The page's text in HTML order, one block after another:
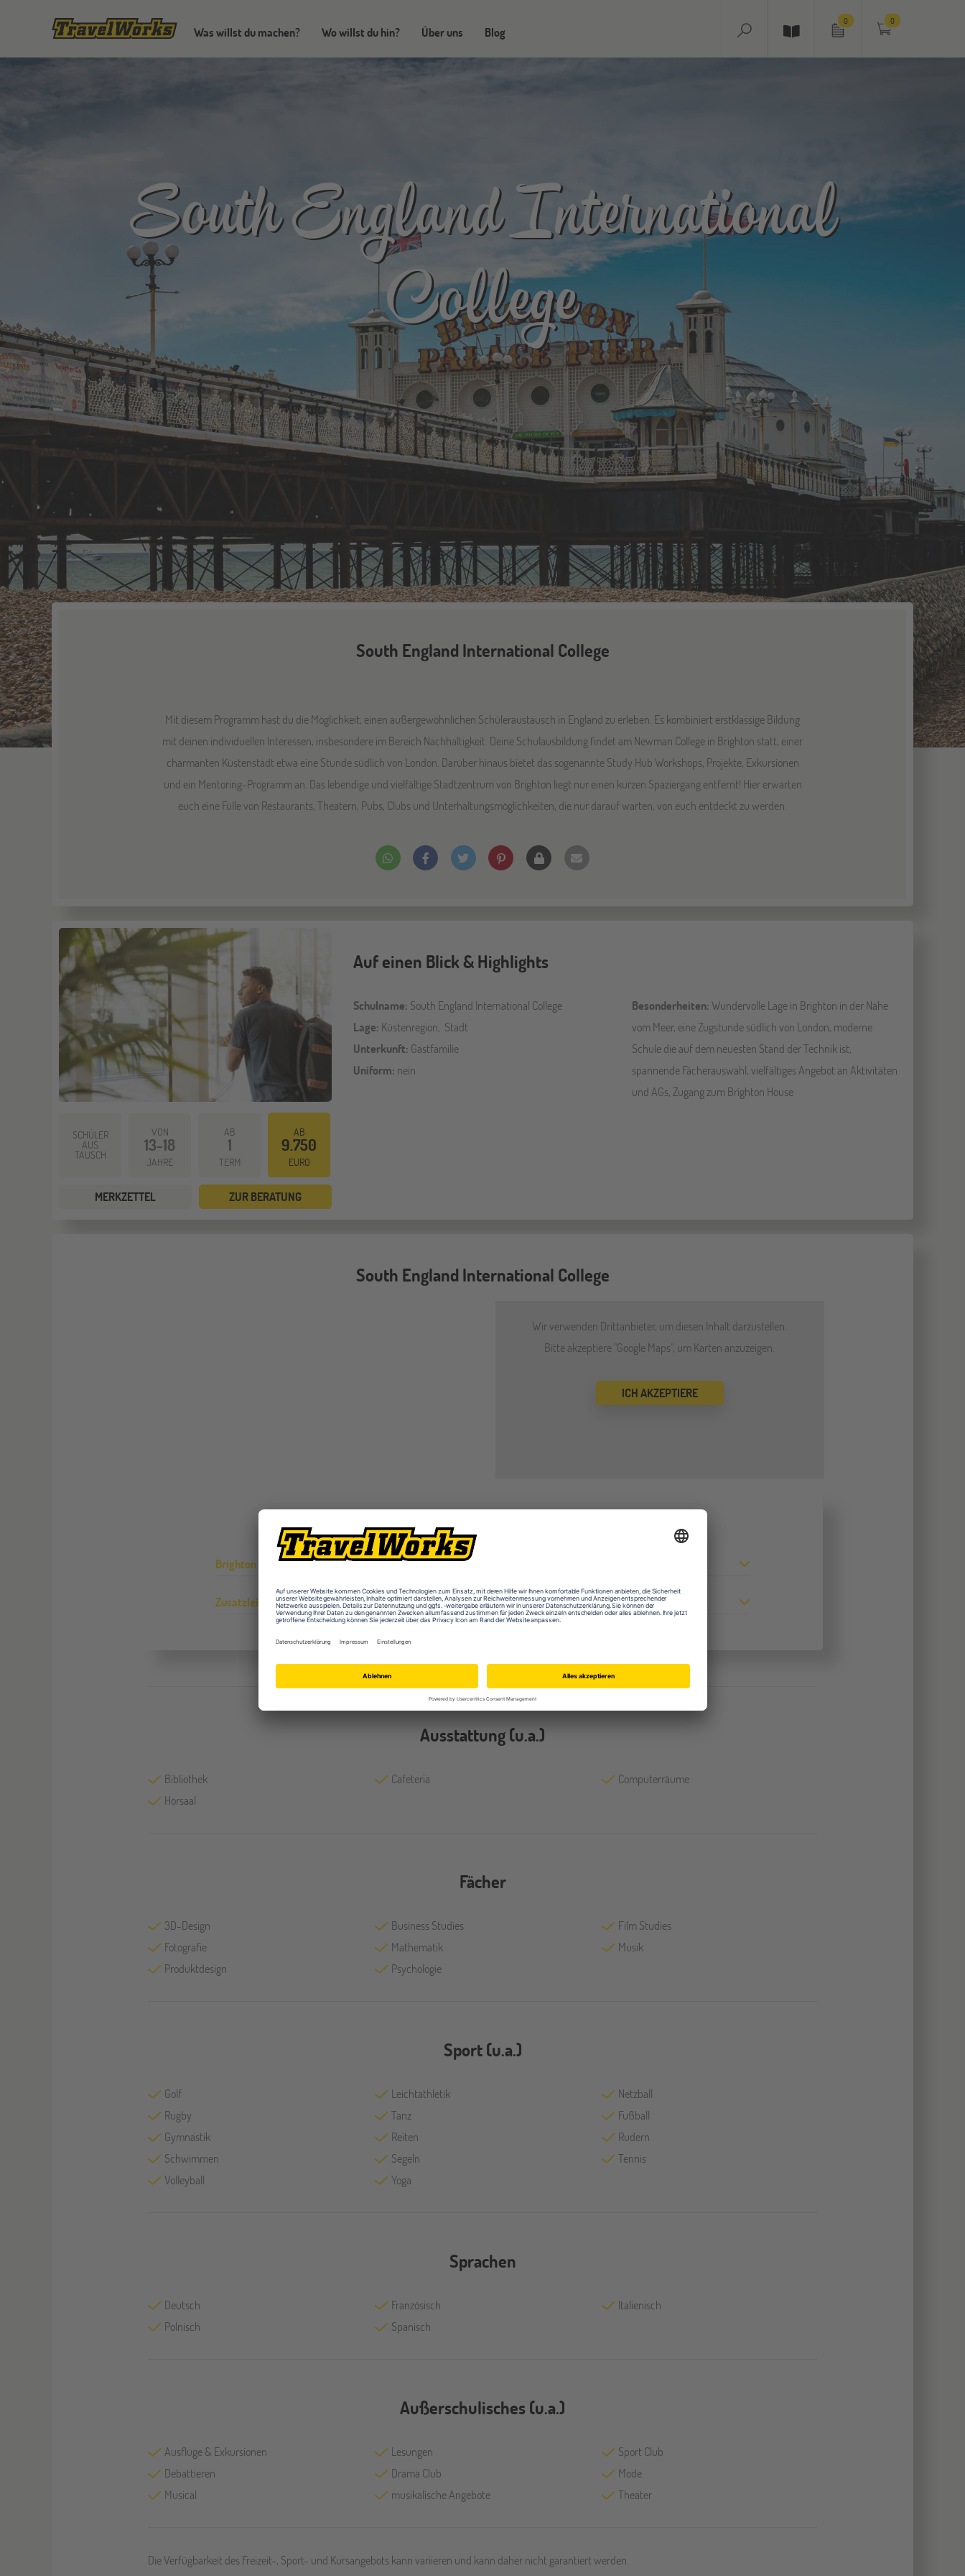
Was willst du machen? Wo willst du hin? Über uns Blog
0 0
South England International
College
South England International College
Mit diesem Programm hast du die Möglichkeit, einen außergewöhnlichen Schüleraustausch in England zu erleben. Es kombiniert erstklassige Bildung
mit deinen individuellen Interessen, insbesondere im Bereich Nachhaltigkeit. Deine Schulausbildung findet am Newman College in Brighton statt, einer
charmanten Küstenstadt etwa eine Stunde südlich von London. Darüber hinaus bietet das sogenannte Study Hub Workshops, Projekte, Exkursionen
und ein Mentoring-Programm an. Das lebendige und vielfältige Stadtzentrum von Brighton liegt nur einen kurzen Spaziergang entfernt! Hier erwarten
euch eine Fülle von Restaurants, Theatern, Pubs, Clubs und Unterhaltungsmöglichkeiten, die nur darauf warten, von euch entdeckt zu werden.
SCHÜLER
AUS
TAUSCH
VON
13-18
JAHRE
AB
1
TERM
AB
9.750
EURO
MERKZETTEL ZUR BERATUNG
Auf einen Blick & Highlights
Schulname: South England International College
Lage: Küstenregion, Stadt
Unterkunft: Gastfamilie
Uniform: nein
Besonderheiten:Wundervolle Lage in Brighton in der Nähe
vom Meer, eine Zugstunde südlich von London, moderne
Schule die auf dem neuesten Stand der Technik ist,
spannende Fächerauswahl, vielfältiges Angebot an Aktivitäten
und AGs, Zugang zum Brighton House
South England International College
Wir verwenden Drittanbieter, um diesen Inhalt darzustellen.
Bitte akzeptiere "Google Maps", um Karten anzuzeigen.
ICH AKZEPTIERE
Besonderheiten
Brighton House
Zusatzleistungen
Ausstattung (u.a.)
Bibliothek Cafeteria
Computerräume
Hörsaal
Fächer
3D-Design Business Studies
Film Studies
Fotografie
Mathematik
Musik
Produktdesign
Psychologie
Sport (u.a.)
Golf Leichtathletik
Netzball
Rugby
Tanz
Fußball
Gymnastik
Reiten
Rudern
Schwimmen
Segeln
Tennis
Volleyball
Yoga
Sprachen
Deutsch Französisch
Italienisch
Polnisch
Spanisch
Außerschulisches (u.a.)
Ausflüge & Exkursionen Lesungen
Sport Club
Debattieren
Drama Club
Mode
Musical
musikalische Angebote Theater
Die Verfügbarkeit des Freizeit-, Sport- und Kursangebots kann variieren und kann daher nicht garantiert werden.